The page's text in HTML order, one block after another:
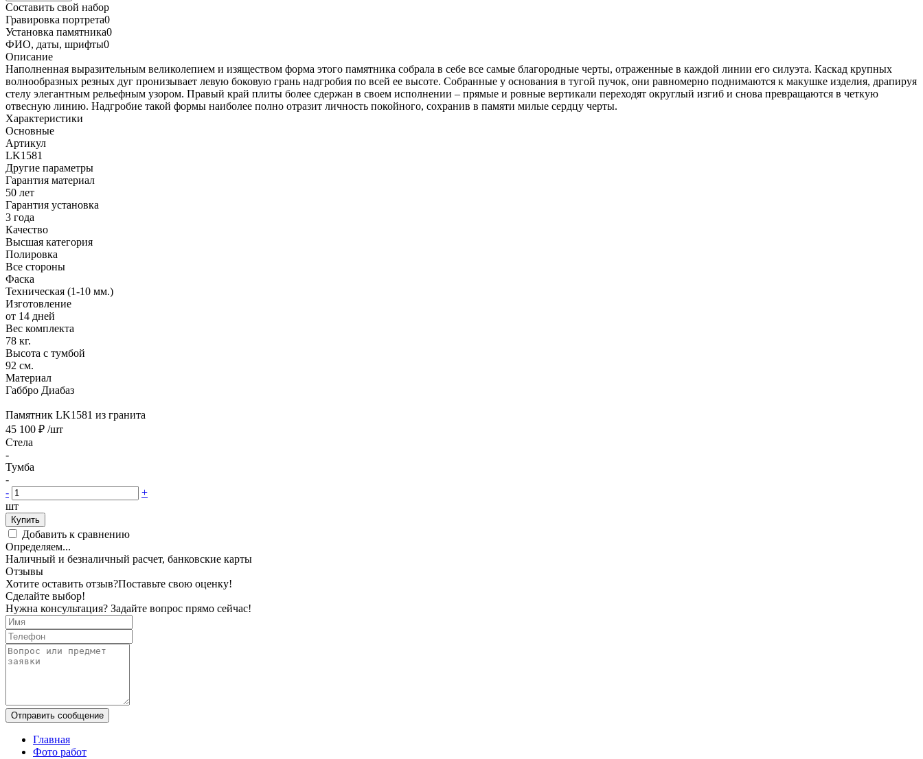
Составить свой набор
Гравировка портрета0
Установка памятника0
ФИО, даты, шрифты0
Описание
Наполненная выразительным великолепием и изяществом форма этого памятника собрала в себе все самые благородные черты, отраженные в каждой линии его силуэта. Каскад крупных
волнообразных резных дуг пронизывает левую боковую грань надгробия по всей ее высоте. Собранные у основания в тугой пучок, они равномерно поднимаются к макушке изделия, драпируя
стелу элегантным рельефным узором. Правый край плиты более сдержан в своем исполнении – прямые и ровные вертикали переходят округлый изгиб и снова превращаются в четкую
отвесную линию. Надгробие такой формы наиболее полно отразит личность покойного, сохранив в памяти милые сердцу черты.
Характеристики
Основные
Артикул
LK1581
Другие параметры
Гарантия материал
50 лет
Гарантия установка
3 года
Качество
Высшая категория
Полировка
Все стороны
Фаска
Техническая (1-10 мм.)
Изготовление
от 14 дней
Вес комплекта
78 кг.
Высота с тумбой
92 см.
Материал
Габбро Диабаз
Памятник LK1581 из гранита
45 100 ₽ /шт
Стела
-
Тумба
-
-
+
шт
Купить
Добавить к сравнению
Определяем...
Наличный и безналичный расчет, банковские карты
Отзывы
Хотите оставить отзыв?Поставьте свою оценку!
Сделайте выбор!
Нужна консультация? Задайте вопрос прямо сейчас!
Отправить сообщение
Главная
Фото работ